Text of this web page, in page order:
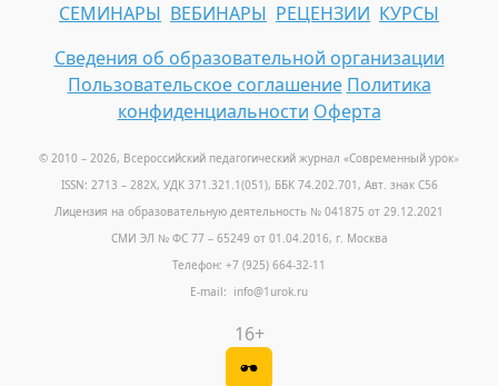
СЕМИНАРЫ ВЕБИНАРЫ РЕЦЕНЗИИ КУРСЫ
Сведения об образовательной организации
Пользовательское соглашение Политика
конфиденциальности Оферта
© 2010 – 2026, Всероссийский педагогический журнал «Современный урок»
ISSN: 2713 – 282X, УДК 371.321.1(051), ББК 74.202.701, Авт. знак С56
Лицензия на образовательную деятельность № 041875 от 29.12.2021
СМИ ЭЛ № ФС 77 – 65249 от 01.04.2016, г. Москва
Телефон: +7 (925) 664-32-11
E-mail: info@1urok.ru
16+